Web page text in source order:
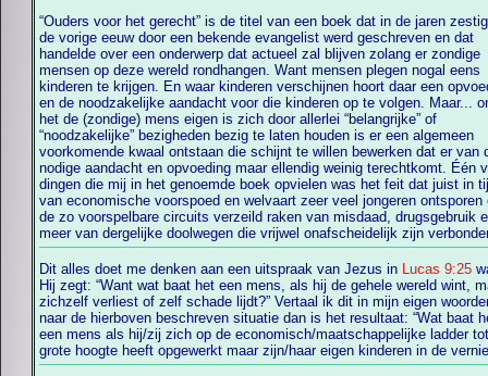
“Ouders voor het gerecht” is de titel van een boek dat in de jaren
de vorige eeuw door een bekende evangelist werd geschreven en dat
handelde over een onderwerp dat actueel zal blijven zolang er zondige
mensen op deze wereld rondhangen. Want mensen plegen nogal eens
kinderen te krijgen. En waar kinderen verschijnen hoort daar een
en de noodzakelijke aandacht voor die kinderen op te volgen. Maar...
het de (zondige) mens eigen is zich door allerlei “belangrijke” of
“noodzakelijke” bezigheden bezig te laten houden is er een algemeen
voorkomende kwaal ontstaan die schijnt te willen bewerken dat er van
nodige aandacht en opvoeding maar ellendig weinig terechtkomt. Één
dingen die mij in het genoemde boek opvielen was het feit dat juist in
van economische voorspoed en welvaart zeer veel jongeren ontsporen
de zo voorspelbare circuits verzeild raken van misdaad, drugsgebruik
meer van dergelijke doolwegen die vrijwel onafscheidelijk zijn
Dit alles doet me denken aan een uitspraak van Jezus in Lucas 9:25
Hij zegt: “Want wat baat het een mens, als hij de gehele wereld wint,
zichzelf verliest of zelf schade lijdt?” Vertaal ik dit in mijn eigen
naar de hierboven beschreven situatie dan is het resultaat: “Wat baat
een mens als hij/zij zich op de economisch/maatschappelijke ladder
grote hoogte heeft opgewerkt maar zijn/haar eigen kinderen in de
heeft geholpen door
liefde ontbreekt en nog slechts de zucht naar eer, materiële rijkdom,
en status de dienst uitmaakt zal uiteindelijk alles kapotgaan wat
mensenleven echt waardevol kan maken. Want welvaart verwaarloost